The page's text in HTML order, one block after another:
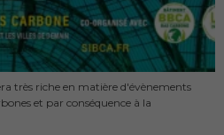
très riche en matière d'évènements
et par conséquence à la